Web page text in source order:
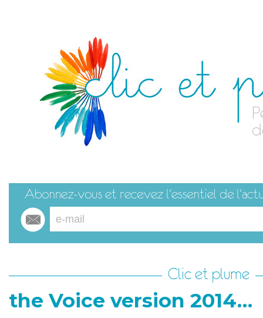
Clic et plume
the Voice version 2014…